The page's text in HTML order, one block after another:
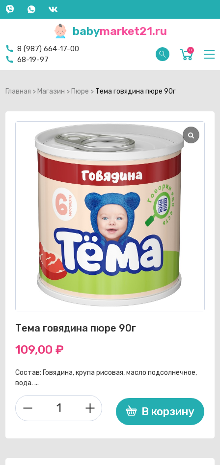
babymarket21.ru
8 (987) 664-17-00
68-19-97
0
Главная > Магазин > Пюре > Тема говядина пюре 90г
Тема говядина пюре 90г
109,00₽
Состав: Говядина, крупа рисовая, масло подсолнечное,
вода. ...
Количество
товара
В корзину